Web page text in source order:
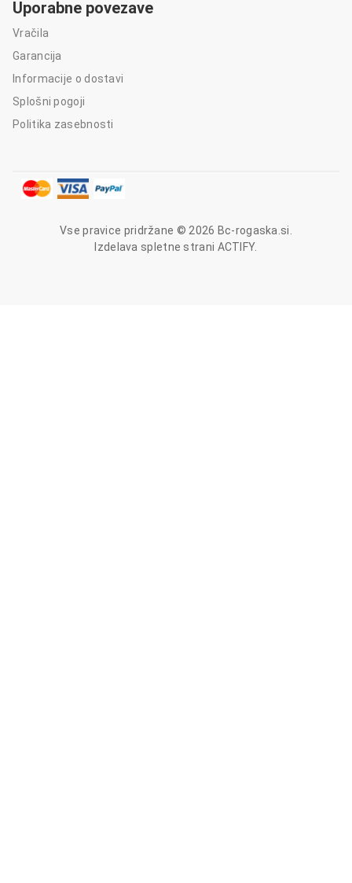
Uporabne povezave
Vračila
Garancija
Informacije o dostavi
Splošni pogoji
Politika zasebnosti
Vse pravice pridržane © 2026 Bc-rogaska.si.
Izdelava spletne strani ACTIFY.